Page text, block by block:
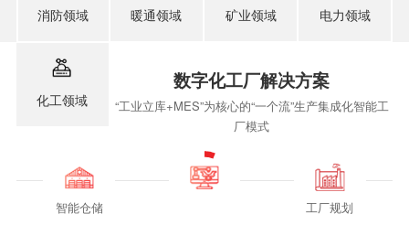
消防领域 暖通领域 矿业领域 电力领域
化工领域
数字化工厂解决方案
“工业立库+MES”为核心的“一个流”生产集成化智能工
厂模式
智能仓储 工厂规划